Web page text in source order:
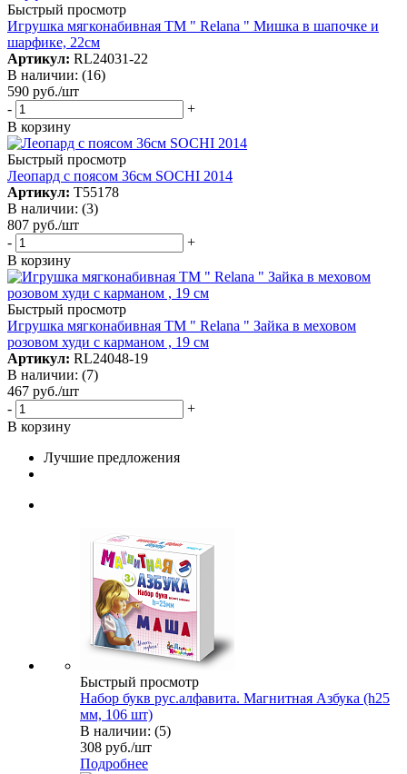
Быстрый просмотр
Игрушка мягконабивная TM " Relana " Мишка в шапочке и
шарфике, 22см
Артикул: RL24031-22
В наличии: (16)
590 руб./шт
-
+
В корзину
Быстрый просмотр
Леопард с поясом 36см SOCHI 2014
Артикул: Т55178
В наличии: (3)
807 руб./шт
-
+
В корзину
Быстрый просмотр
Игрушка мягконабивная TM " Relana " Зайка в меховом
розовом худи с карманом , 19 см
Артикул: RL24048-19
В наличии: (7)
467 руб./шт
-
+
В корзину
Лучшие предложения
Быстрый просмотр
Набор букв рус.алфавита. Магнитная Азбука (h25
мм, 106 шт)
В наличии: (5)
308 руб./шт
Подробнее